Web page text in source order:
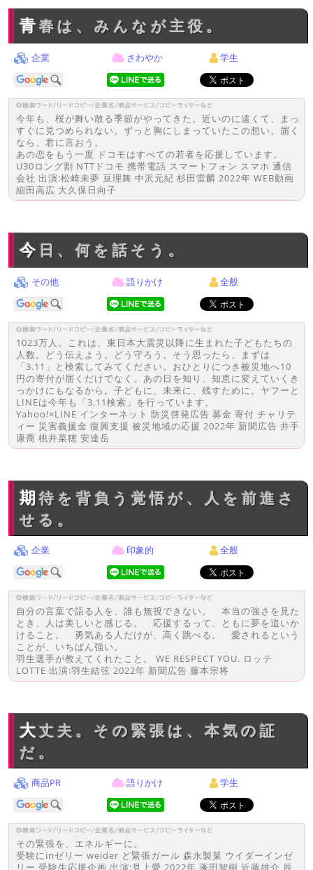
青春は、みんなが主役。
企業 さわやか 学生
今年も、桜が舞い散る季節がやってきた。近いのに遠くて、まっ
すぐに見つめられない。ずっと胸にしまっていたこの想い。届く
なら、君に言おう。
あの恋をもう一度 ドコモはすべての若者を応援しています。
U30ロング割 NTTドコモ 携帯電話 スマートフォン スマホ 通信
会社 出演:松崎未夢 亘理舞 中沢元紀 杉田雷麟 2022年 WEB動画
細田高広 大久保日向子
今日、何を話そう。
その他 語りかけ 全般
1023万人。これは、東日本大震災以降に生まれた子どもたちの
人数。どう伝えよう。どう守ろう。そう思ったら、まずは
「3.11」と検索してみてください。おひとりにつき被災地へ10
円の寄付が届くだけでなく。あの日を知り、知恵に変えていくき
っかけにもなるから。子どもに、未来に、残すために。ヤフーと
LINEは今年も「3.11検索」を行っています。
Yahoo!×LINE インターネット 防災啓発広告 募金 寄付 チャリテ
ィー 災害義援金 復興支援 被災地域の応援 2022年 新聞広告 井手
康喬 桃井菜穂 安達岳
期待を背負う覚悟が、人を前進さ
せる。
企業 印象的 全般
自分の言葉で語る人を、誰も無視できない。 本当の強さを見た
とき、人は美しいと感じる。 応援するって、ともに夢を追いか
けること。 勇気ある人だけが、高く跳べる。 愛されるという
ことが、いちばん強い。
羽生選手が教えてくれたこと。 WE RESPECT YOU. ロッテ
LOTTE 出演:羽生結弦 2022年 新聞広告 藤本宗将
大丈夫。その緊張は、本気の証
だ。
商品PR 語りかけ 学生
その緊張を、エネルギーに。
受験にinゼリー weider ど緊張ガール 森永製菓 ウイダーインゼ
リー 受験生応援企画 出演:見上愛 2022年 蓬田智樹 近藤雄介 辰